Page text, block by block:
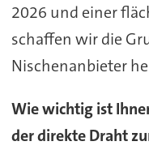
2026 und einer
schaffen wir die
Nischenanbieter
Wie wichtig ist
der direkte Draht